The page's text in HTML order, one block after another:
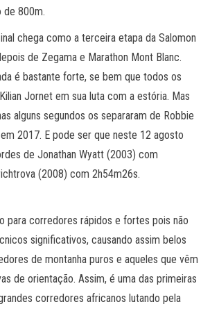
de 800m.
chega como a terceira etapa da Salomon
de Zegama e Marathon Mont Blanc.
é bastante forte, se bem que todos os
Jornet em sua luta com a estória. Mas
alguns segundos os separaram de Robbie
2017. E pode ser que neste 12 agosto
de Jonathan Wyatt (2003) com
(2008) com 2h54m26s.
para corredores rápidos e fortes pois não
significativos, causando assim belos
de montanha puros e aqueles que vêm
de orientação. Assim, é uma das primeiras
corredores africanos lutando pela